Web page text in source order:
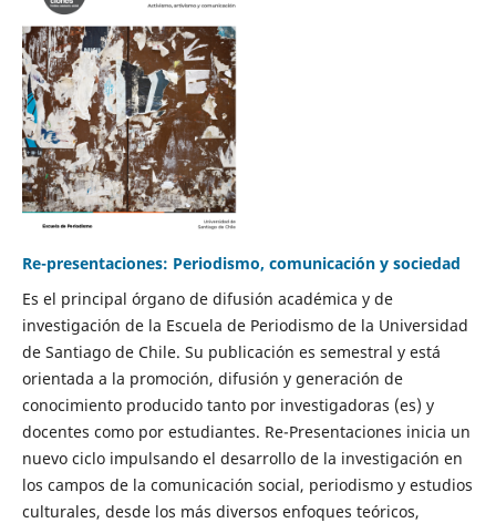
Re-presentaciones: Periodismo, comunicación y sociedad
Es el principal órgano de difusión académica y de
investigación de la Escuela de Periodismo de la Universidad
de Santiago de Chile. Su publicación es semestral y está
orientada a la promoción, difusión y generación de
conocimiento producido tanto por investigadoras (es) y
docentes como por estudiantes. Re-Presentaciones inicia un
nuevo ciclo impulsando el desarrollo de la investigación en
los campos de la comunicación social, periodismo y estudios
culturales, desde los más diversos enfoques teóricos,